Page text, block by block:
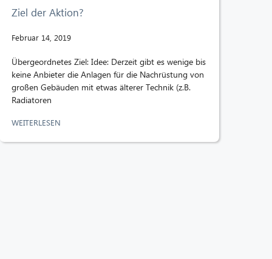
Ziel der Aktion?
Februar 14, 2019
Übergeordnetes Ziel: Idee: Derzeit gibt es wenige bis
keine Anbieter die Anlagen für die Nachrüstung von
großen Gebäuden mit etwas älterer Technik (z.B.
Radiatoren
WEITERLESEN